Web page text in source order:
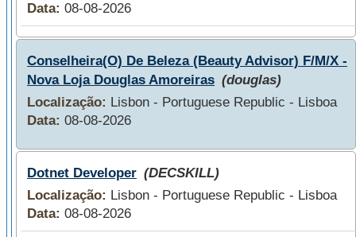
Data: 08-08-2026
Conselheira(O) De Beleza (Beauty Advisor) F/M/X -
Nova Loja Douglas Amoreiras (douglas)
Localização: Lisbon - Portuguese Republic - Lisboa
Data: 08-08-2026
Dotnet Developer (DECSKILL)
Localização: Lisbon - Portuguese Republic - Lisboa
Data: 08-08-2026